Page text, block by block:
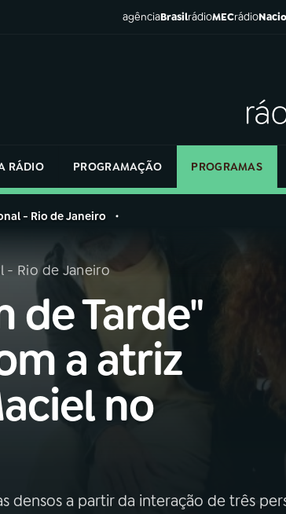
agênciaBrasilrádioMECrádio
RÁDIO PROGRAMAÇÃO PROGRAMAS
Buscar
- Rio de Janeiro
- Rio de Janeiro
de Tarde"
a atriz
no
densos a partir da interação de três